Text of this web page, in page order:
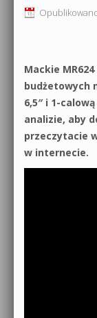
Mackie
budżetowych
6,5″ i 1-
analizie, aby
przeczytacie
w internecie.